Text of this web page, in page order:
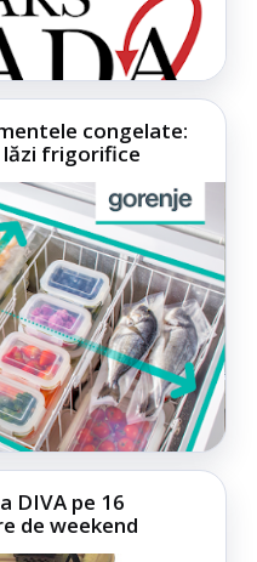
congelate:
frigorifice
DIVA pe 16
de weekend